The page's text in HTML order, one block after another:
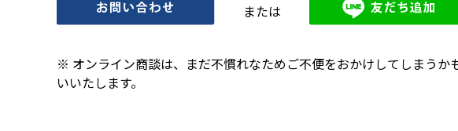
または
※ オンライン商談は、まだ不慣れなためご不便をおかけしてしまう
いいたします。